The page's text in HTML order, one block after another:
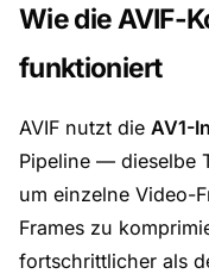
Wie die AVIF-
funktioniert
AVIF nutzt die AV1-
Pipeline — dieselbe
um einzelne Video-
Frames zu
fortschrittlicher als